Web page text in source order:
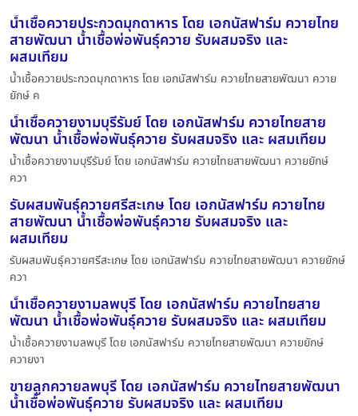
น้ำเชื้อควายประกวดมุกดาหาร โดย เอกนัสฟาร์ม ควายไทย
สายพัฒนา น้ำเชื้อพ่อพันธุ์ควาย รับผสมจริง และ
ผสมเทียม
น้ำเชื้อควายประกวดมุกดาหาร โดย เอกนัสฟาร์ม ควายไทยสายพัฒนา ควาย
ยักษ์ ค
น้ำเชื้อควายงามบุรีรัมย์ โดย เอกนัสฟาร์ม ควายไทยสาย
พัฒนา น้ำเชื้อพ่อพันธุ์ควาย รับผสมจริง และ ผสมเทียม
น้ำเชื้อควายงามบุรีรัมย์ โดย เอกนัสฟาร์ม ควายไทยสายพัฒนา ควายยักษ์
ควา
รับผสมพันธุ์ควายศรีสะเกษ โดย เอกนัสฟาร์ม ควายไทย
สายพัฒนา น้ำเชื้อพ่อพันธุ์ควาย รับผสมจริง และ
ผสมเทียม
รับผสมพันธุ์ควายศรีสะเกษ โดย เอกนัสฟาร์ม ควายไทยสายพัฒนา ควายยักษ์
ควา
น้ำเชื้อควายงามลพบุรี โดย เอกนัสฟาร์ม ควายไทยสาย
พัฒนา น้ำเชื้อพ่อพันธุ์ควาย รับผสมจริง และ ผสมเทียม
น้ำเชื้อควายงามลพบุรี โดย เอกนัสฟาร์ม ควายไทยสายพัฒนา ควายยักษ์
ควายงา
ขายลูกควายลพบุรี โดย เอกนัสฟาร์ม ควายไทยสายพัฒนา
น้ำเชื้อพ่อพันธุ์ควาย รับผสมจริง และ ผสมเทียม